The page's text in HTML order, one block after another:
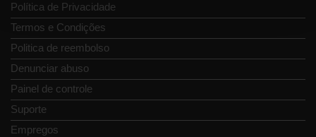
Política de Privacidade
Termos e Condições
Politica de reembolso
Denunciar abuso
Painel de controle
Suporte
Empregos